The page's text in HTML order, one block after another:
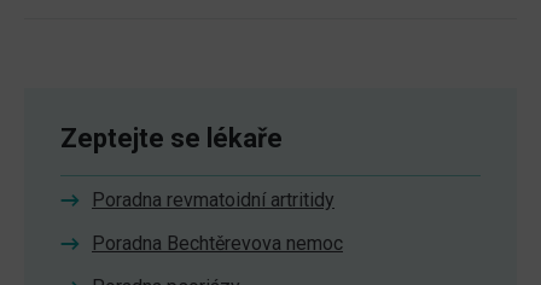
Zeptejte se lékaře
Poradna revmatoidní artritidy
Poradna Bechtěrevova nemoc